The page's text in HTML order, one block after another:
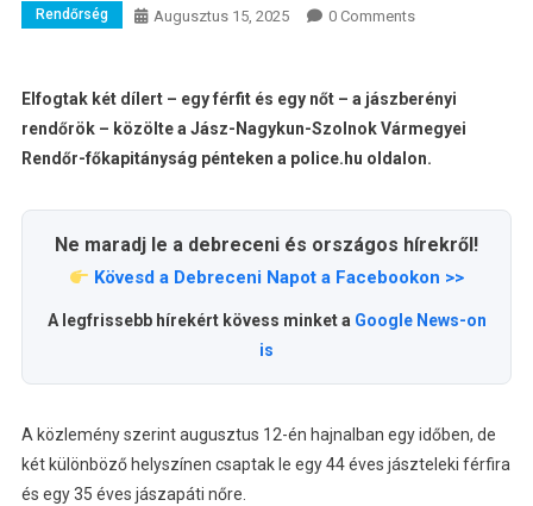
Rendőrség Augusztus 15, 2025 0 Comments
Elfogtak két dílert – egy férfit és egy nőt – a jászberényi
rendőrök – közölte a Jász-Nagykun-Szolnok Vármegyei
Rendőr-főkapitányság pénteken a police.hu oldalon.
Ne maradj le a debreceni és országos hírekről!
Kövesd a Debreceni Napot a Facebookon >>
A legfrissebb hírekért kövess minket a Google News-on
is
A közlemény szerint augusztus 12-én hajnalban egy időben, de
két különböző helyszínen csaptak le egy 44 éves jászteleki férfira
és egy 35 éves jászapáti nőre.